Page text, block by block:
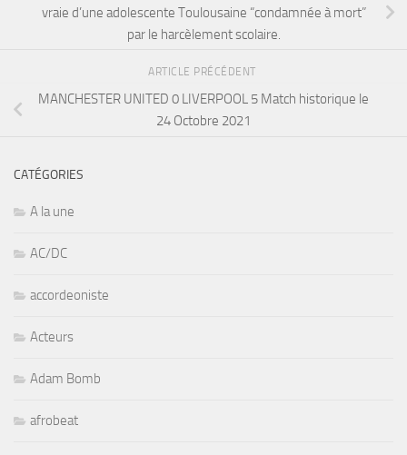
vraie d’une adolescente Toulousaine “condamnée à mort”
par le harcèlement scolaire.
ARTICLE PRÉCÉDENT
MANCHESTER UNITED 0 LIVERPOOL 5 Match historique le
24 Octobre 2021
CATÉGORIES
A la une
AC/DC
accordeoniste
Acteurs
Adam Bomb
afrobeat